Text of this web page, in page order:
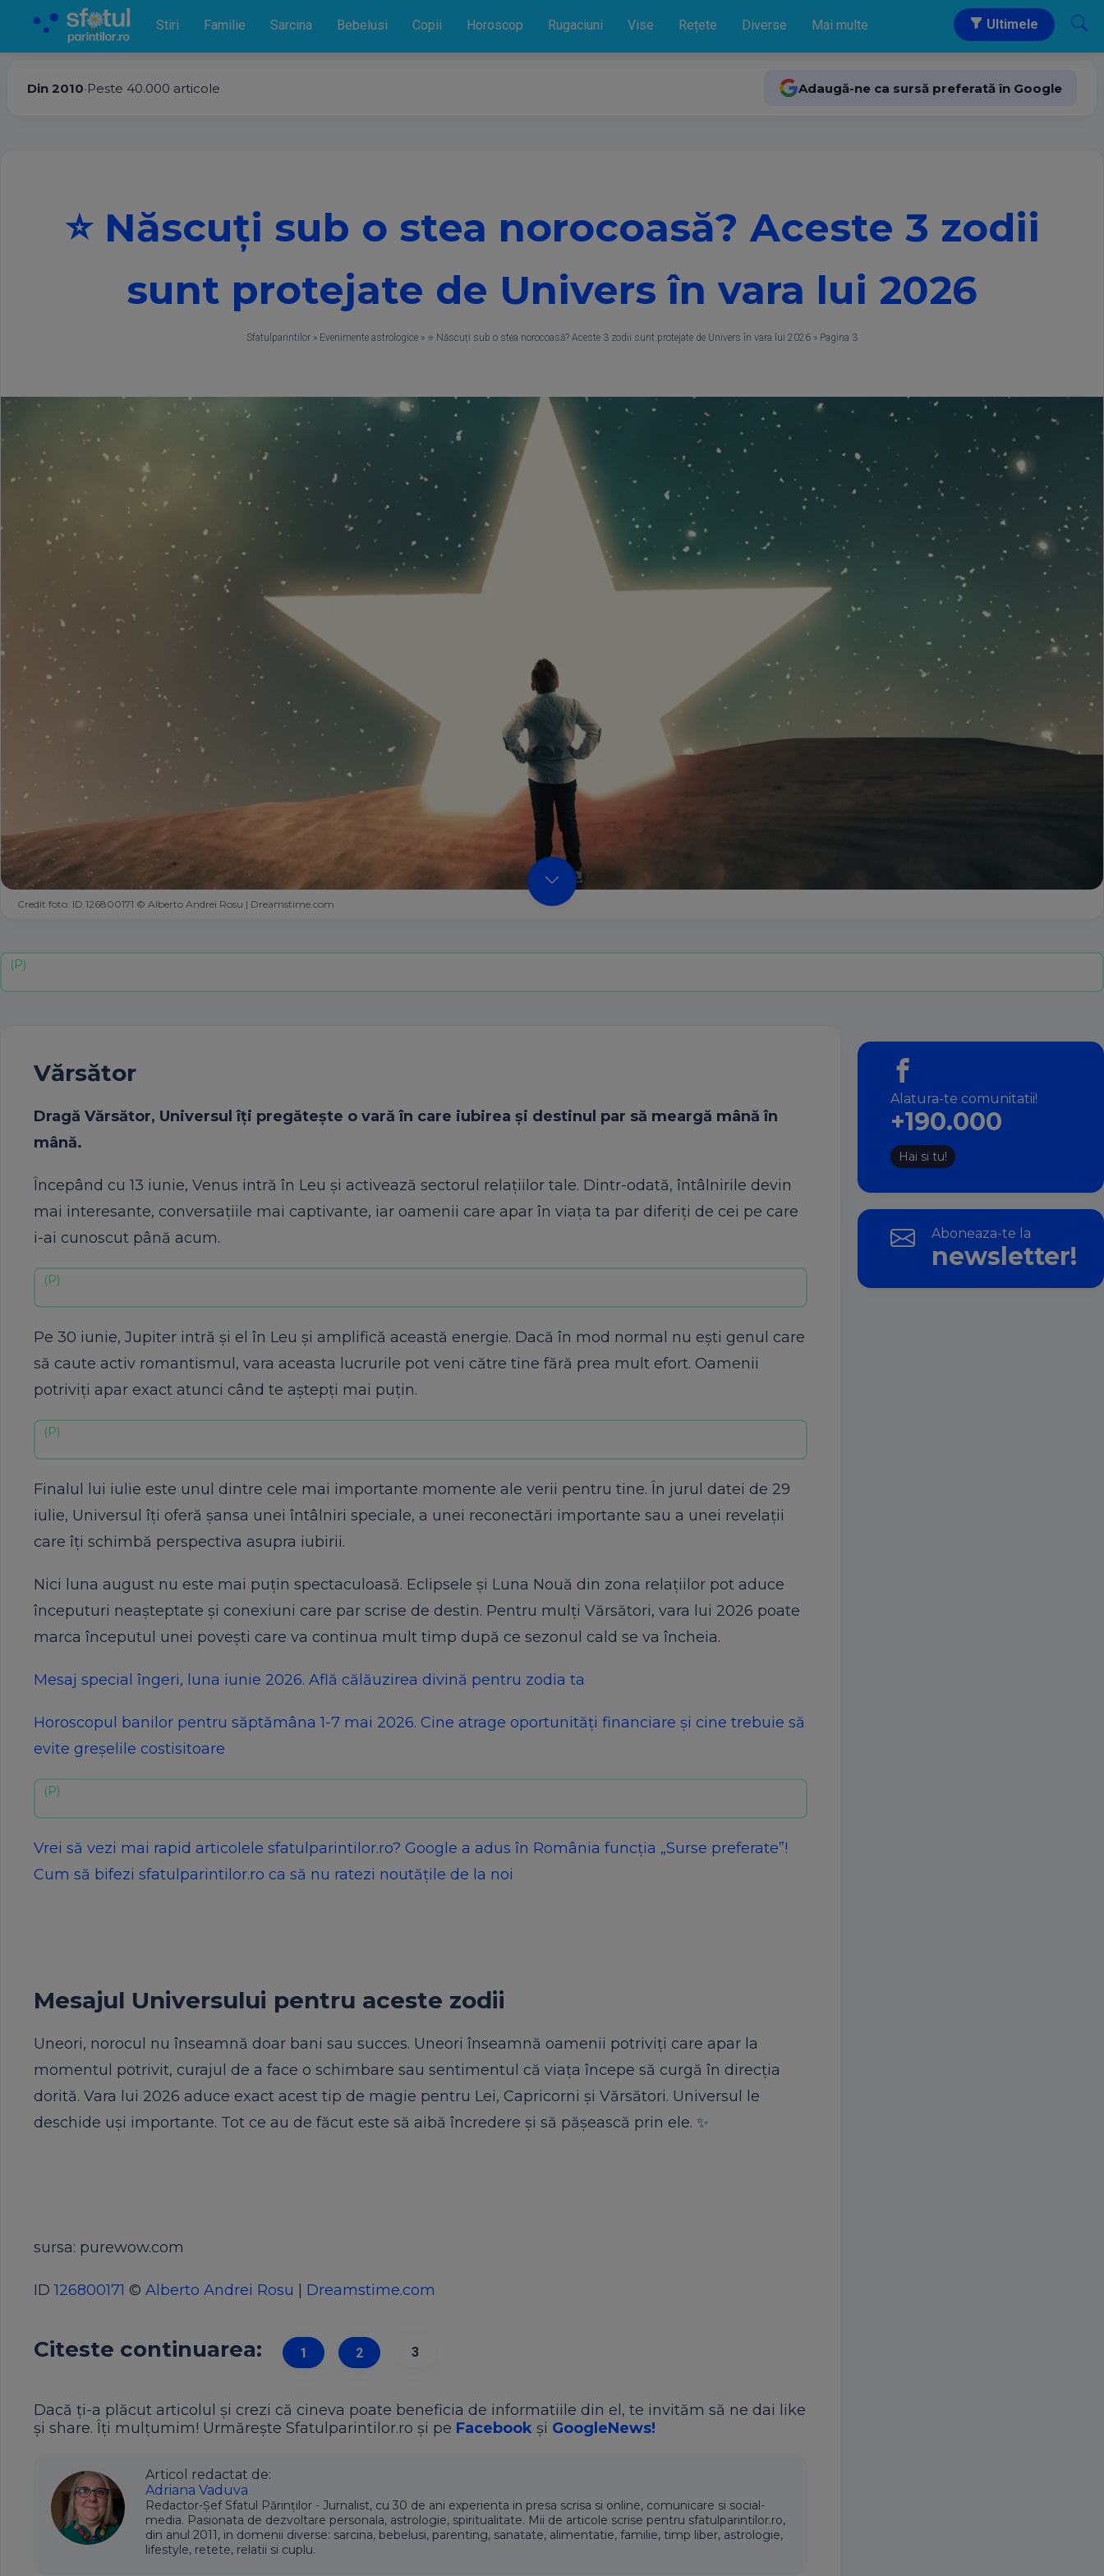
Stiri Familie Sarcina Bebelusi Copii Horoscop Rugaciuni Vise Rețete Diverse Mai multe Ultimele
Din 2010•Peste 40.000 articole Adaugă-ne ca sursă preferată în Google
⭐ Născuți sub o stea norocoasă? Aceste 3 zodii
sunt protejate de Univers în vara lui 2026
Sfatulparintilor » Evenimente astrologice » ⭐ Născuți sub o stea norocoasă? Aceste 3 zodii sunt protejate de Univers în vara lui 2026 » Pagina 3
Credit foto: ID 126800171 © Alberto Andrei Rosu | Dreamstime.com
Vărsător
Dragă Vărsător, Universul îți pregătește o vară în care iubirea și destinul par să meargă mână în
mână.
Începând cu 13 iunie, Venus intră în Leu și activează sectorul relațiilor tale. Dintr-odată, întâlnirile devin
mai interesante, conversațiile mai captivante, iar oamenii care apar în viața ta par diferiți de cei pe care
i-ai cunoscut până acum.
Pe 30 iunie, Jupiter intră și el în Leu și amplifică această energie. Dacă în mod normal nu ești genul care
să caute activ romantismul, vara aceasta lucrurile pot veni către tine fără prea mult efort. Oamenii
potriviți apar exact atunci când te aștepți mai puțin.
Finalul lui iulie este unul dintre cele mai importante momente ale verii pentru tine. În jurul datei de 29
iulie, Universul îți oferă șansa unei întâlniri speciale, a unei reconectări importante sau a unei revelații
care îți schimbă perspectiva asupra iubirii.
Nici luna august nu este mai puțin spectaculoasă. Eclipsele și Luna Nouă din zona relațiilor pot aduce
începuturi neașteptate și conexiuni care par scrise de destin. Pentru mulți Vărsători, vara lui 2026 poate
marca începutul unei povești care va continua mult timp după ce sezonul cald se va încheia.
Mesaj special îngeri, luna iunie 2026. Află călăuzirea divină pentru zodia ta
Horoscopul banilor pentru săptămâna 1-7 mai 2026. Cine atrage oportunități financiare și cine trebuie să
evite greșelile costisitoare
Vrei să vezi mai rapid articolele sfatulparintilor.ro? Google a adus în România funcția „Surse preferate”!
Cum să bifezi sfatulparintilor.ro ca să nu ratezi noutățile de la noi
Mesajul Universului pentru aceste zodii
Uneori, norocul nu înseamnă doar bani sau succes. Uneori înseamnă oamenii potriviți care apar la
momentul potrivit, curajul de a face o schimbare sau sentimentul că viața începe să curgă în direcția
dorită. Vara lui 2026 aduce exact acest tip de magie pentru Lei, Capricorni și Vărsători. Universul le
deschide uși importante. Tot ce au de făcut este să aibă încredere și să pășească prin ele. ✨
sursa: purewow.com
ID126800171 © Alberto Andrei Rosu Dreamstime.com
Citeste continuarea: 1 2 3
Dacă ți-a plăcut articolul și crezi că cineva poate beneficia de informatiile din el, te invităm să ne dai like
și share. Îți mulțumim! Urmărește Sfatulparintilor.ro și pe Facebook și GoogleNews!
Articol redactat de:
Adriana Vaduva
Redactor-Șef Sfatul Părinților - Jurnalist, cu 30 de ani experienta in presa scrisa si online, comunicare si social-
media. Pasionata de dezvoltare personala, astrologie, spiritualitate. Mii de articole scrise pentru sfatulparintilor.ro,
din anul 2011, in domenii diverse: sarcina, bebelusi, parenting, sanatate, alimentatie, familie, timp liber, astrologie,
lifestyle, retete, relatii si cuplu.
Alatura-te comunitatii!
+190.000
Hai si tu!
Aboneaza-te la
newsletter!